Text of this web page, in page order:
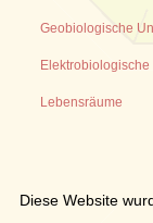
Geobiologische
Lebensräume
Diese Website